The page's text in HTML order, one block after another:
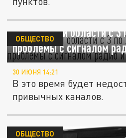
В Самарской области с
проблемы с сигналом
ОБЩЕСТВО
30 ИЮНЯ 14:21
В это время будет
привычных каналов.
ОБЩЕСТВО